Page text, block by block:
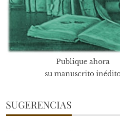
Publique ahora
su manuscrito
SUGERENCIAS